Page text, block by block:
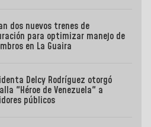
dos nuevos trenes de
para optimizar manejo de
en La Guaira
Delcy Rodríguez otorgó
"Héroe de Venezuela" a
públicos